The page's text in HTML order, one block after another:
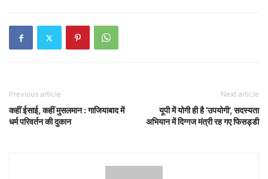
Previous article
कहीं ईसाई, कहीं मुसलमान : गाजियाबाद में
धर्म परिवर्तन की दुकान
Next article
यूपी में योगी ही है ‘उपयोगी’, सदस्यता
अभियान में दिग्गज मंत्री रह गए फिसड्डी